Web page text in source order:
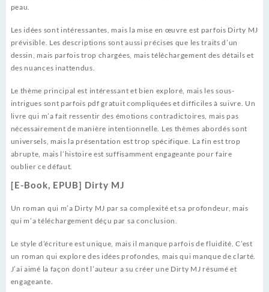
peau.
Les idées sont intéressantes, mais la mise en œuvre est parfois Dirty MJ
prévisible. Les descriptions sont aussi précises que les traits d’un
dessin, mais parfois trop chargées, mais téléchargement des détails et
des nuances inattendus.
Le thème principal est intéressant et bien exploré, mais les sous-
intrigues sont parfois pdf gratuit compliquées et difficiles à suivre. Un
livre qui m’a fait ressentir des émotions contradictoires, mais pas
nécessairement de manière intentionnelle. Les thèmes abordés sont
universels, mais la présentation est trop spécifique. La fin est trop
abrupte, mais l’histoire est suffisamment engageante pour faire
oublier ce défaut.
[E-Book, EPUB] Dirty MJ
Un roman qui m’a Dirty MJ par sa complexité et sa profondeur, mais
qui m’a téléchargement déçu par sa conclusion.
Le style d’écriture est unique, mais il manque parfois de fluidité. C’est
un roman qui explore des idées profondes, mais qui manque de clarté.
J’ai aimé la façon dont l’auteur a su créer une Dirty MJ résumé et
engageante.